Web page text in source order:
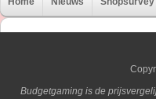
Budgetgaming is de